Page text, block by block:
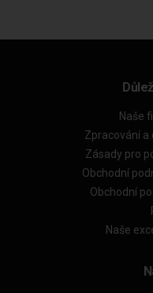
Naše
Zpracování a
Zásady pro
Obchodní
Obchodní
Naše